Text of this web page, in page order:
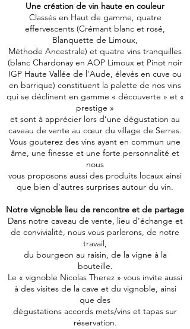
Une création de vin haute en couleur
Classés en Haut de gamme, quatre
effervescents (Crémant blanc et rosé,
Blanquette de Limoux,
Méthode Ancestrale) et quatre vins tranquilles
(blanc Chardonay en AOP Limoux et Pinot noir
IGP Haute Vallée de l'Aude, élevés en cuve ou
en barrique) constituent la palette de nos vins
qui se déclinent en gamme « découverte » et «
prestige »
et sont à apprécier lors d’une dégustation au
caveau de vente au cœur du village de Serres.
Vous gouterez des vins ayant en commun une
âme, une finesse et une forte personnalité et
nous
vous proposons aussi des produits locaux ainsi
que bien d’autres surprises autour du vin.
Notre vignoble lieu de rencontre et de partage
Dans notre caveau de vente, lieu d’échange et
de convivialité, nous vous parlerons, de notre
travail,
du bourgeon au raisin, de la vigne à la
bouteille.
Le « vignoble Nicolas Therez » vous invite aussi
à des visites de la cave et du vignoble, ainsi
que des
dégustations accords mets/vins et tapas sur
réservation.